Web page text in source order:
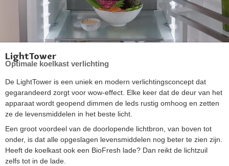
LightTower
Optimale koelkast verlichting
De LightTower is een uniek en modern verlichtingsconcept dat
gegarandeerd zorgt voor wow-effect. Elke keer dat de deur van het
apparaat wordt geopend dimmen de leds rustig omhoog en zetten
ze de levensmiddelen in het beste licht.
Een groot voordeel van de doorlopende lichtbron, van boven tot
onder, is dat alle opgeslagen levensmiddelen nog beter te zien zijn.
Heeft de koelkast ook een BioFresh lade? Dan reikt de lichtzuil
zelfs tot in de lade.